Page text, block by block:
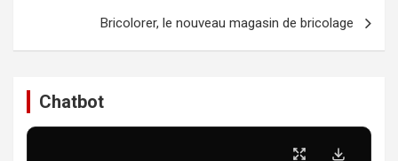
Bricolorer, le nouveau magasin de bricolage
Chatbot